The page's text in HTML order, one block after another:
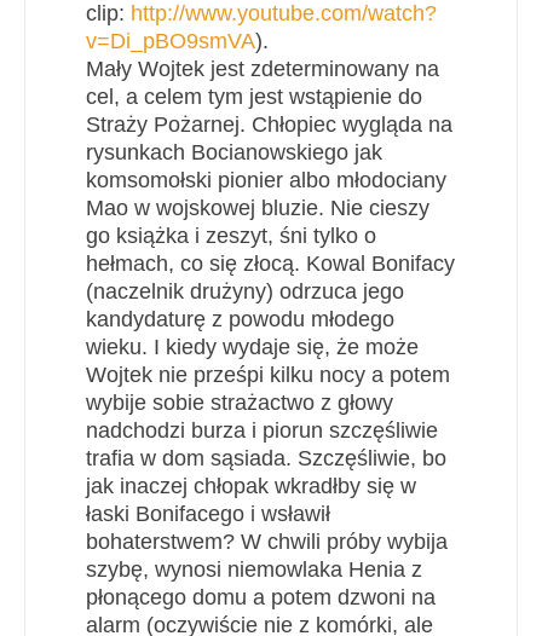
clip: http://www.youtube.com/watch?
v=Di_pBO9smVA).
Mały Wojtek jest zdeterminowany na
cel, a celem tym jest wstąpienie do
Straży Pożarnej. Chłopiec wygląda na
rysunkach Bocianowskiego jak
komsomołski pionier albo młodociany
Mao w wojskowej bluzie. Nie cieszy
go książka i zeszyt, śni tylko o
hełmach, co się złocą. Kowal Bonifacy
(naczelnik drużyny) odrzuca jego
kandydaturę z powodu młodego
wieku. I kiedy wydaje się, że może
Wojtek nie prześpi kilku nocy a potem
wybije sobie strażactwo z głowy
nadchodzi burza i piorun szczęśliwie
trafia w dom sąsiada. Szczęśliwie, bo
jak inaczej chłopak wkradłby się w
łaski Bonifacego i wsławił
bohaterstwem? W chwili próby wybija
szybę, wynosi niemowlaka Henia z
płonącego domu a potem dzwoni na
alarm (oczywiście nie z komórki, ale